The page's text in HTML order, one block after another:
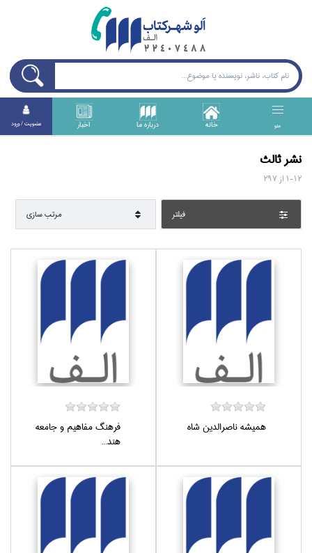
منو خانه درباره ما اخبار عضويت / ورود
نشر ثالث
1-12 از297
فيلتر مرتب سازي
هميشه ناصرالدين شاه
فرهنگ مفاهيم و جامعه
هند...